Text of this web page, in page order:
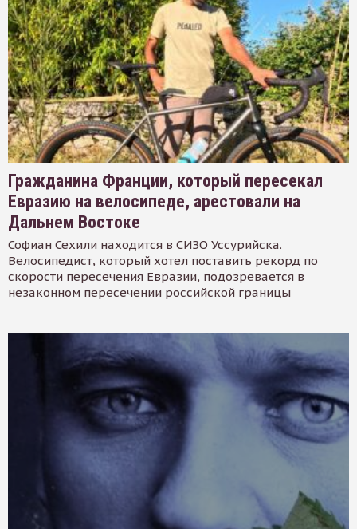
Гражданина Франции, который пересекал
Евразию на велосипеде, арестовали на
Дальнем Востоке
Софиан Сехили находится в СИЗО Уссурийска.
Велосипедист, который хотел поставить рекорд по
скорости пересечения Евразии, подозревается в
незаконном пересечении российской границы